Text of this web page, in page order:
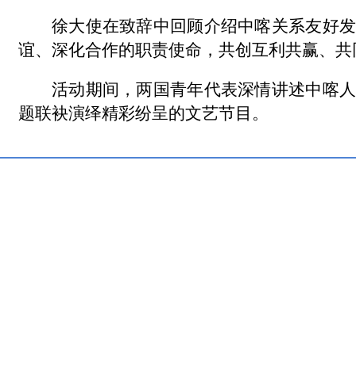
徐大使在致辞中回顾介绍中喀关系友好
谊、深化合作的职责使命，共创互利共赢、
活动期间，两国青年代表深情讲述中喀
题联袂演绎精彩纷呈的文艺节目。